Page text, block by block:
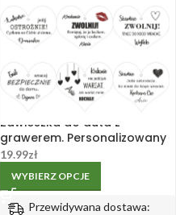
Zawieszka do auta z
grawerem. Personalizowany
prezent dla Chłopaka
19.99zł
WYBIERZ OPCJE
Przewidywana dostawa: